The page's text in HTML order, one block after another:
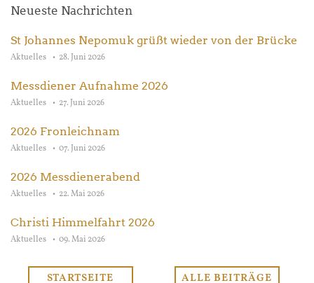
Neueste Nachrichten
St Johannes Nepomuk grüßt wieder von der Brücke
Aktuelles 28. Juni 2026
Messdiener Aufnahme 2026
Aktuelles 27. Juni 2026
2026 Fronleichnam
Aktuelles 07. Juni 2026
2026 Messdienerabend
Aktuelles 22. Mai 2026
Christi Himmelfahrt 2026
Aktuelles 09. Mai 2026
STARTSEITE ALLE BEITRÄGE